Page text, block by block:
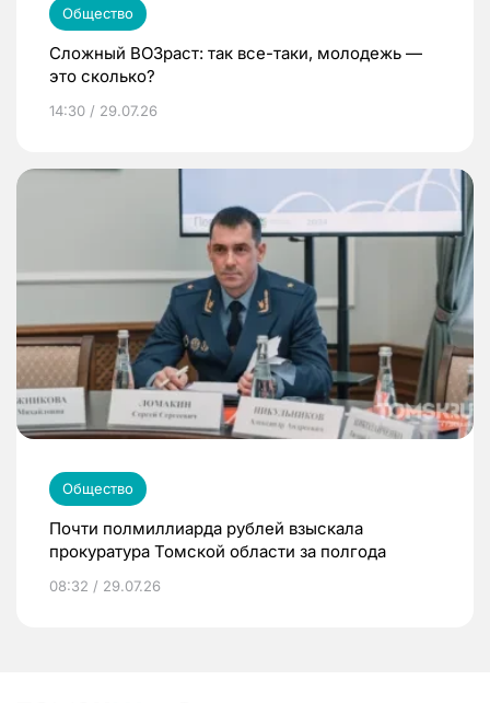
Общество
Сложный ВОЗраст: так все-таки, молодежь —
это сколько?
14:30 / 29.07.26
Общество
Почти полмиллиарда рублей взыскала
прокуратура Томской области за полгода
08:32 / 29.07.26